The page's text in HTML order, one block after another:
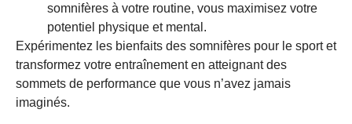
somnifères à votre routine, vous maximisez votre
potentiel physique et mental.
Expérimentez les bienfaits des somnifères pour le sport et
transformez votre entraînement en atteignant des
sommets de performance que vous n’avez jamais
imaginés.